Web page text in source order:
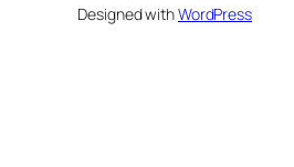
Designed withWordPress